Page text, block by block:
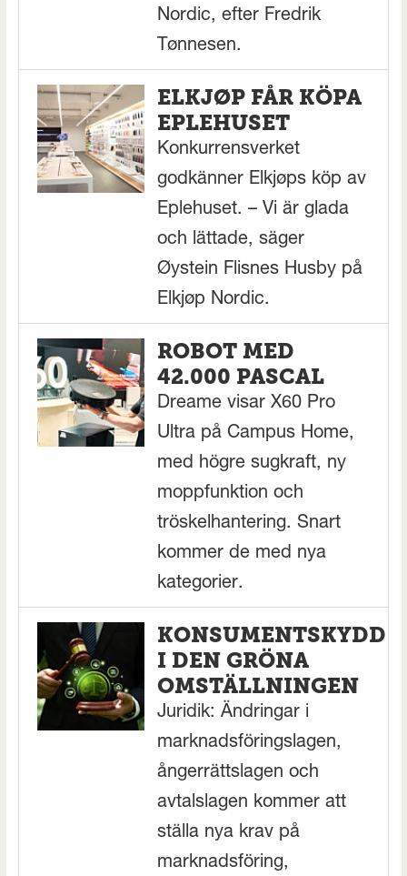
Nordic, efter Fredrik
Tønnesen.
ELKJØP FÅR KÖPA
EPLEHUSET
Konkurrensverket
godkänner Elkjøps köp av
Eplehuset. – Vi är glada
och lättade, säger
Øystein Flisnes Husby på
Elkjøp Nordic.
ROBOT MED
42.000 PASCAL
Dreame visar X60 Pro
Ultra på Campus Home,
med högre sugkraft, ny
moppfunktion och
tröskelhantering. Snart
kommer de med nya
kategorier.
KONSUMENTSKYDD
I DEN GRÖNA
OMSTÄLLNINGEN
Juridik: Ändringar i
marknadsföringslagen,
ångerrättslagen och
avtalslagen kommer att
ställa nya krav på
marknadsföring,